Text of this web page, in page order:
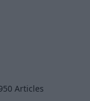
Articles